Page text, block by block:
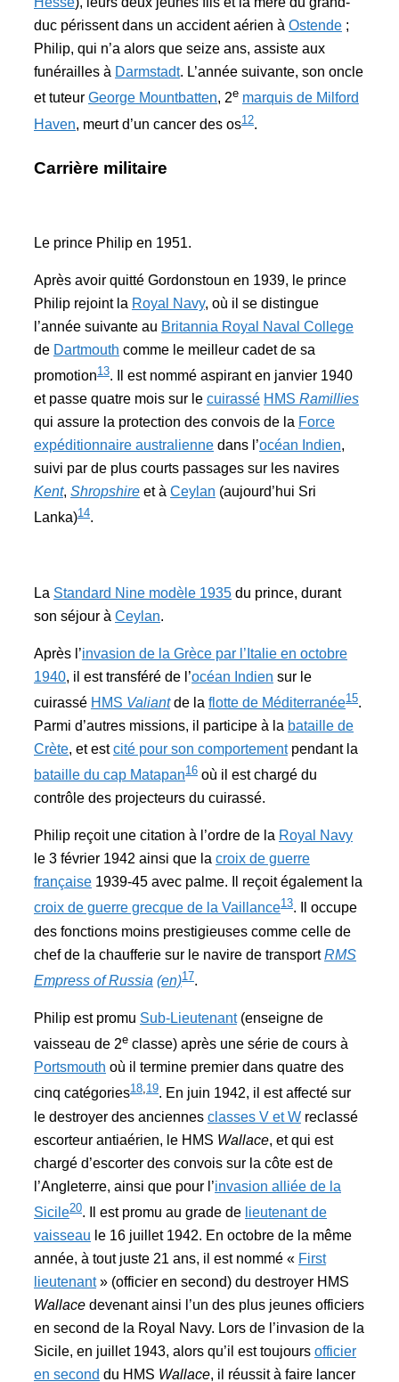
duc périssent dans un accident aérien à Ostende ;
Philip, qui n’a alors que seize ans, assiste aux
funérailles à Darmstadt. L’année suivante, son oncle
et tuteur George Mountbatten, 2e marquis de Milford
Haven, meurt d’un cancer des os12.
Carrière militaire
Le prince Philip en 1951.
Après avoir quitté Gordonstoun en 1939, le prince
Philip rejoint la Royal Navy, où il se distingue
l’année suivante au Britannia Royal Naval College
de Dartmouth comme le meilleur cadet de sa
promotion13. Il est nommé aspirant en janvier 1940
et passe quatre mois sur le cuirassé HMS Ramillies
qui assure la protection des convois de la Force
expéditionnaire australienne dans l’océan Indien,
suivi par de plus courts passages sur les navires
Kent, Shropshire et à Ceylan (aujourd’hui Sri
Lanka)14.
La Standard Nine modèle 1935 du prince, durant
son séjour à Ceylan.
Après l’invasion de la Grèce par l’Italie en octobre
1940, il est transféré de l’océan Indien sur le
cuirassé HMS Valiantde la flotte de Méditerranée15.
Parmi d’autres missions, il participe à la bataille de
Crète, et estcité pour son comportementpendant la
bataille du cap Matapan16 où il est chargé du
contrôle des projecteurs du cuirassé.
Philip reçoit une citation à l’ordre de la Royal Navy
le 3 février 1942 ainsi que la croix de guerre
française 1939-45 avec palme. Il reçoit également la
croix de guerre grecque de la Vaillance13. Il occupe
des fonctions moins prestigieuses comme celle de
chef de la chaufferie sur le navire de transportRMS
Empress of Russia (en)17.
Philip est promu Sub-Lieutenant(enseigne de
vaisseau de 2e classe) après une série de cours à
Portsmouth où il termine premier dans quatre des
cinq catégories18,19. En juin 1942, il est affecté sur
le destroyer des anciennes classes V et W reclassé
escorteur antiaérien, le HMS Wallace, et qui est
chargé d’escorter des convois sur la côte est de
l’Angleterre, ainsi que pour l’invasion alliée de la
Sicile20. Il est promu au grade de lieutenant de
vaisseau le 16 juillet 1942. En octobre de la même
année, à tout juste 21 ans, il est nommé « First
lieutenant» (officier en second) du destroyer HMS
Wallace devenant ainsi l’un des plus jeunes officiers
en second de la Royal Navy. Lors de l’invasion de la
Sicile, en juillet 1943, alors qu’il est toujours officier
en second du HMS Wallace, il réussit à faire lancer